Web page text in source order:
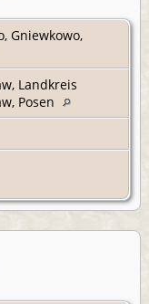
Gniewkowo,
Landkreis
Posen